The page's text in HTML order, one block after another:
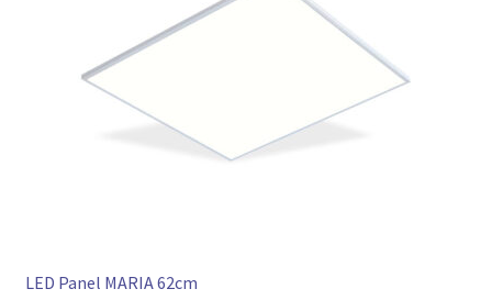
LED Panel MARIA 62cm